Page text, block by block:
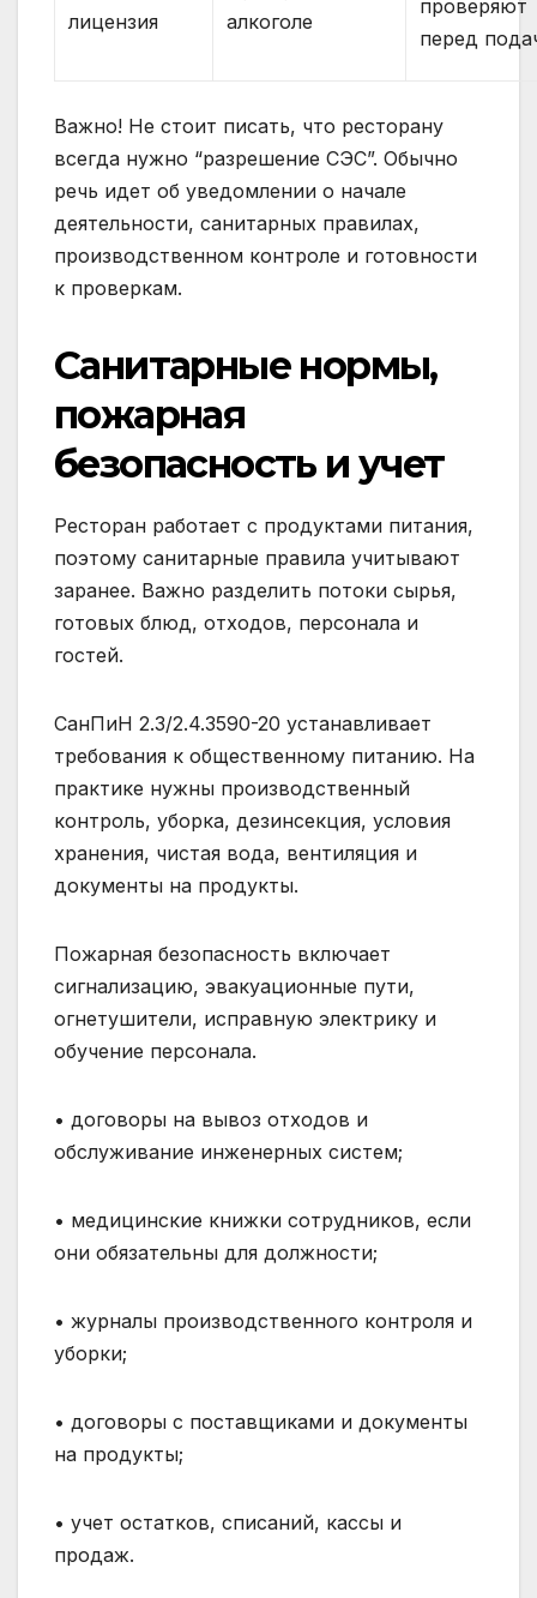
лицензия
алкоголе
проверяют
перед
Важно! Не стоит писать, что ресторану
всегда нужно “разрешение СЭС”. Обычно
речь идет об уведомлении о начале
деятельности, санитарных правилах,
производственном контроле и готовности
к проверкам.
Санитарные нормы,
пожарная
безопасность и учет
Ресторан работает с продуктами питания,
поэтому санитарные правила учитывают
заранее. Важно разделить потоки сырья,
готовых блюд, отходов, персонала и
гостей.
СанПиН 2.3/2.4.3590-20 устанавливает
требования к общественному питанию. На
практике нужны производственный
контроль, уборка, дезинсекция, условия
хранения, чистая вода, вентиляция и
документы на продукты.
Пожарная безопасность включает
сигнализацию, эвакуационные пути,
огнетушители, исправную электрику и
обучение персонала.
• договоры на вывоз отходов и
обслуживание инженерных систем;
• медицинские книжки сотрудников, если
они обязательны для должности;
• журналы производственного контроля и
уборки;
• договоры с поставщиками и документы
на продукты;
• учет остатков, списаний, кассы и
продаж.